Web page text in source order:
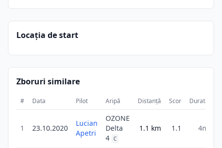
Locația de start
Zboruri similare
# Data Pilot Aripă Distanță Scor Durată
1 23.10.2020
Lucian
Apetri
OZONE
Delta
4 C
1.1 km 1.1 4m